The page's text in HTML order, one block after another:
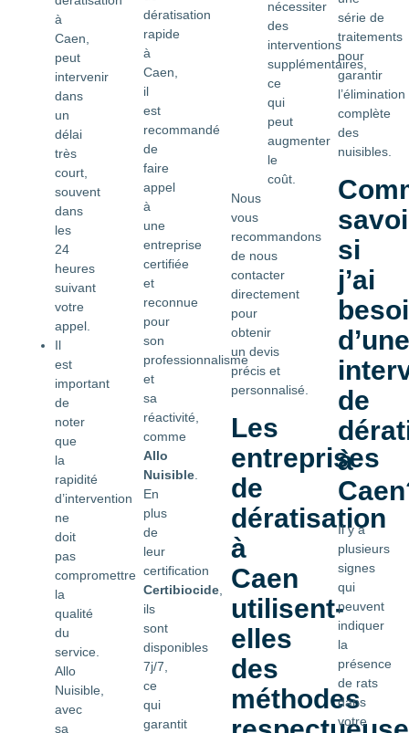
à
Caen,
peut
intervenir
dans
un
délai
très
court,
souvent
dans
les
24
heures
suivant
votre
appel.
Il
est
important
de
noter
que
la
rapidité
d’intervention
ne
doit
pas
compromettre
la
qualité
du
service.
Allo
Nuisible,
avec
sa
dératisation
rapide
à
Caen,
il
est
recommandé
de
faire
appel
à
une
entreprise
certifiée
et
reconnue
pour
son
professionnalisme
et
sa
réactivité,
comme
Allo
Nuisible.
En
plus
de
leur
certification
Certibiocide,
ils
sont
disponibles
7j/7,
ce
qui
garantit
nécessiter
des
interventions
supplémentaires,
ce
qui
peut
augmenter
le
coût.
Nous
vous
recommandons
de nous
contacter
directement
pour
obtenir
un devis
précis et
personnalisé.
Les
entreprises
de
dératisation
à
Caen
utilisent-
elles
des
méthodes
série de
traitements
pour
garantir
l’élimination
complète
des
nuisibles.
si
j’ai
d’une
de
à
Il y a
plusieurs
signes
qui
peuvent
indiquer
la
présence
de rats
dans
votre